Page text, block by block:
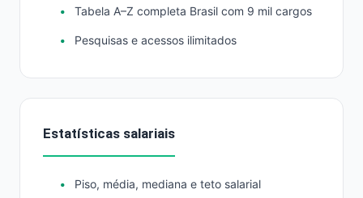
Tabela A–Z completa Brasil com 9 mil cargos
Pesquisas e acessos ilimitados
Estatísticas salariais
Piso, média, mediana e teto salarial